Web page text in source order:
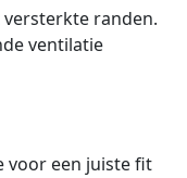
randen.
ventilatie
voor een juiste fit